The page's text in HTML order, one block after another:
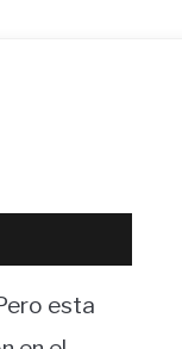
esta